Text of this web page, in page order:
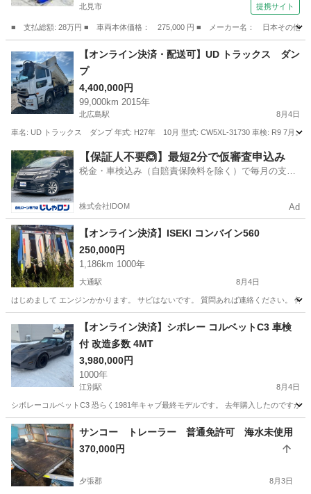
し）
北見市 提携サイト
■ 支払総額: 28万円 ■ 車両本体価格： 275,000 円 ■ メーカー名： 日本その
その他
【オンライン決済・配送可】UD トラックス ダン
プ
4,400,000円
99,000km 2015年
北広島駅 8月4日
車名: UD トラックス ダンプ 年式: H27年 10月 型式: CW5XL-31730 車検: R9 7月。
北海道 北広島市 北広島駅 その他
【保証人不要🙆】最短2分で仮審査申込み
税金・車検込み（自賠責保険料を除く）で毎月の支払
株式会社IDOM Ad
【オンライン決済】ISEKI コンバイン560
250,000円
1,186km 1000年
大通駅 8月4日
はじめまして エンジンかかります。 サビはないです。 質問あれば連絡ください。 何
大通駅 その他
【オンライン決済】シボレー コルベットC3 車検
付 改造多数 4MT
3,980,000円
1000年
江別駅 8月4日
シボレーコルベットC3 恐らく1981年キャブ最終モデルです。 去年購入したのですが
北海道 江別市 コルベット
サンコー トレーラー 普通免許可 海水未使用
370,000円
夕張郡 8月3日